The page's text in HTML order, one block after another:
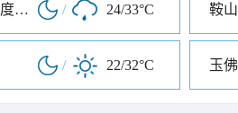
汤岗子温泉旅游度假区 / 24/33°C 鞍
/ 22/32°C 玉